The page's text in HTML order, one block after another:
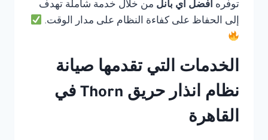
توفره أفضل أي بانل من خلال خدمة شاملة تهدف
إلى الحفاظ على كفاءة النظام على مدار الوقت.
الخدمات التي تقدمها صيانة
نظام انذار حريق Thorn في
القاهرة